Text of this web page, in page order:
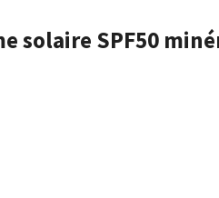
solaire SPF50